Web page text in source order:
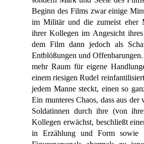
Beginn des Films zwar einige
im Militär und die zumeist eher
ihrer Kollegen im Angesicht
dem Film dann jedoch als
Entblößungen und
mehr Raum für eigene
einem riesigen Rudel
jedem Manne steckt, einen so
Ein munteres Chaos, dass aus
Soldatinnen durch ihre (von
Kollegen erwächst, beschließt
in Erzählung und Form sowie